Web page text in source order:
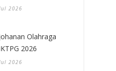
2026
Olahraga
2026
2026